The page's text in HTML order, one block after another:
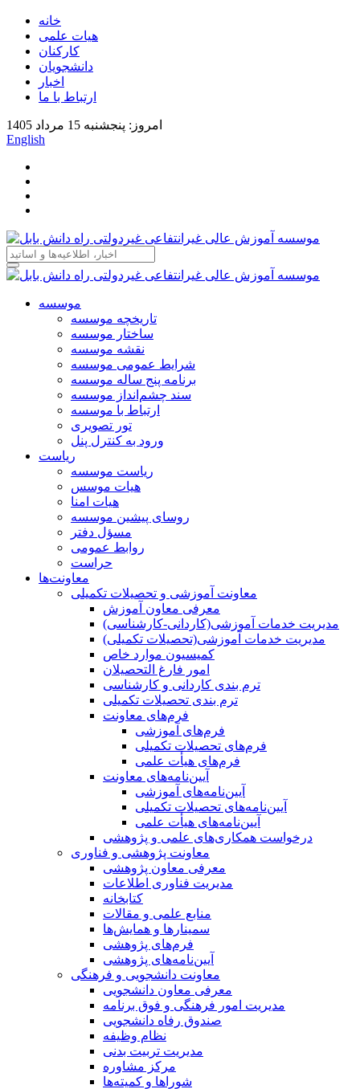
خانه
هیات علمی
کارکنان
دانشجویان
اخبار
ارتباط با ما
امروز: پنجشنبه 15 مرداد 1405
English
موسسه
تاریخچه موسسه
ساختار موسسه
نقشه موسسه
شرایط عمومی موسسه
برنامه پنج ساله موسسه
سند چشم‌انداز موسسه
ارتباط با موسسه
تور تصویری
ورود به کنترل پنل
ریاست
ریاست موسسه
هیات موسس
هیات امنا
روسای پیشین موسسه
مسؤل دفتر
روابط عمومی
حراست
معاونت‌ها
معاونت آموزشی و تحصیلات تکمیلی
معرفی معاون آموزش
مدیریت خدمات آموزشی(کاردانی-کارشناسی)
مدیریت خدمات آموزشی(تحصیلات تکمیلی)
کمیسیون موارد خاص
امور فارغ التحصیلان
ترم بندی کاردانی و کارشناسی
ترم بندی تحصیلات تکمیلی
فرم‌های معاونت
فرم‌های آموزشی
فرم‌های تحصیلات تکمیلی
فرم‌های هیأت علمی
آیین‌نامه‌های معاونت
آیین‌نامه‌های آموزشی
آیین‌نامه‌های تحصیلات تکمیلی
آیین‌نامه‌های هیأت علمی
درخواست همکاری‌های علمی و پژوهشی
معاونت پژوهشی و فناوری
معرفی معاون پژوهشی
مدیریت فناوری اطلاعات
کتابخانه
منابع علمی و مقالات
سمینارها و همایش‌ها
فرم‌های پژوهشی
آیین‌نامه‌های پژوهشی
معاونت دانشجویی و فرهنگی
معرفی معاون دانشجویی
مدیریت امور فرهنگی و فوق برنامه
صندوق رفاه دانشجویی
نظام وظیفه
مدیریت تربیت بدنی
مرکز مشاوره
شوراها و کمیته‌ها